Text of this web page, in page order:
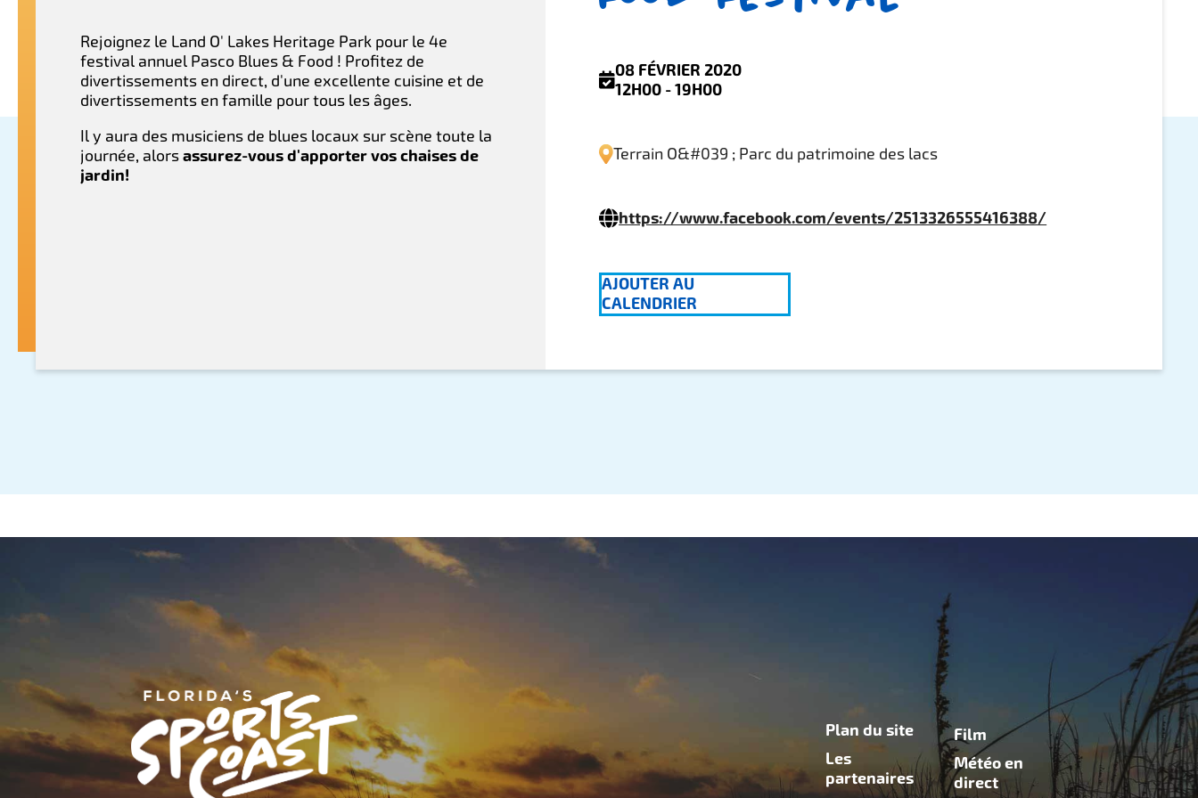
Rejoignez le Land O' Lakes Heritage Park pour le 4e
festival annuel Pasco Blues & Food ! Profitez de
divertissements en direct, d'une excellente cuisine et de
divertissements en famille pour tous les âges.
Il y aura des musiciens de blues locaux sur scène toute la
journée, alorsassurez-vous d'apporter vos chaises de
jardin!
08 FÉVRIER 2020
12H00 - 19H00
Terrain O&#039 ; Parc du patrimoine des lacs
https://www.facebook.com/events/2513326555416388/
AJOUTER AU
CALENDRIER
Plan du site
Les
partenaires
Film
Météo en
direct